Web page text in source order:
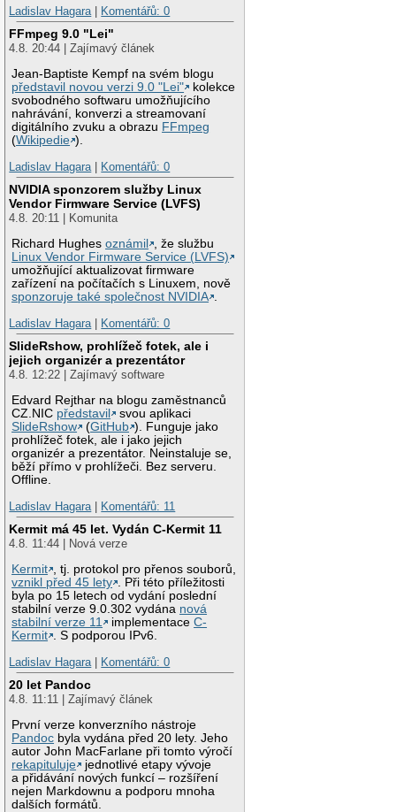
Ladislav Hagara
Komentářů: 0
FFmpeg 9.0 "Lei"
4.8. 20:44 | Zajímavý článek
Jean-Baptiste Kempf na svém blogu
představil novou verzi 9.0 "Lei"
kolekce
svobodného softwaru umožňujícího
nahrávání, konverzi a streamovaní
digitálního zvuku a obrazu FFmpeg
(Wikipedie ).
Ladislav Hagara
Komentářů: 0
NVIDIA sponzorem služby Linux
Vendor Firmware Service (LVFS)
4.8. 20:11 | Komunita
Richard Hughesoznámil
, že službu
Linux Vendor Firmware Service (LVFS)
umožňující aktualizovat firmware
zařízení na počítačích s Linuxem, nově
sponzoruje také společnost NVIDIA .
Ladislav Hagara | Komentářů: 0
SlideRshow, prohlížeč fotek, ale i
jejich organizér a prezentátor
4.8. 12:22 | Zajímavý software
Edvard Rejthar na blogu zaměstnanců
CZ.NIC představil
svou aplikaci
SlideRshow
(GitHub ). Funguje jako
prohlížeč fotek, ale i jako jejich
organizér a prezentátor. Neinstaluje se,
běží přímo v prohlížeči. Bez serveru.
Offline.
Ladislav Hagara | Komentářů: 11
Kermit má 45 let. Vydán C-Kermit 11
4.8. 11:44 | Nová verze
Kermit , tj. protokol pro přenos souborů,
vznikl před 45 lety . Při této příležitosti
byla po 15 letech od vydání poslední
stabilní verze 9.0.302 vydána nová
stabilní verze 11
implementaceC-
Kermit . S podporou IPv6.
Ladislav Hagara | Komentářů: 0
20 let Pandoc
4.8. 11:11 | Zajímavý článek
První verze konverzního nástroje
Pandoc byla vydána před 20 lety. Jeho
autor John MacFarlane při tomto výročí
rekapituluje
jednotlivé etapy vývoje
a přidávání nových funkcí – rozšíření
nejen Markdownu a podporu mnoha
dalších formátů.